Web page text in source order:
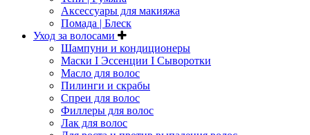
Аксессуары для макияжа
Помада | Блеск
Уход за волосами
Шампуни и кондиционеры
Маски I Эссенции I Сыворотки
Масло для волос
Пилинги и скрабы
Спреи для волос
Филлеры для волос
Лак для волос